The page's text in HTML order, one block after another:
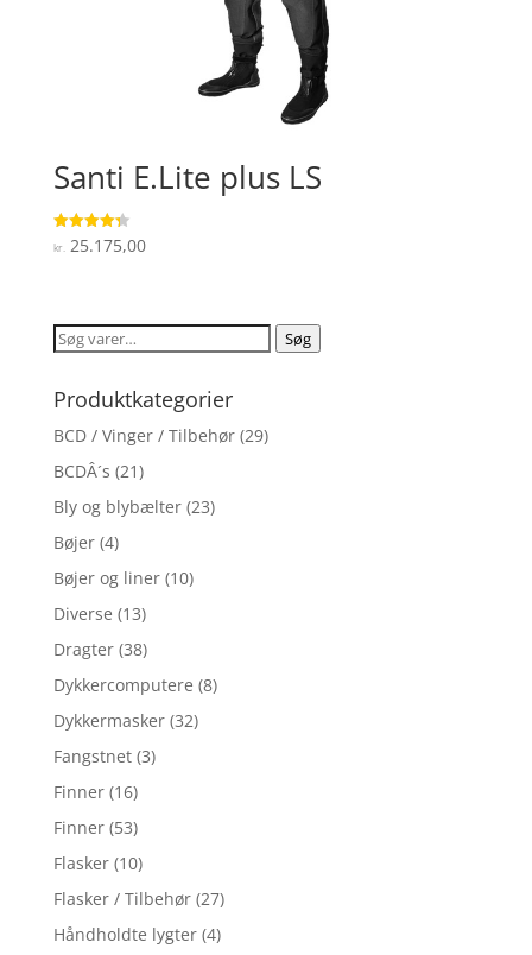
Santi E.Lite plus LS
Vurderet
4.3
kr.25.175,00
Søg
Søg
Produktkategorier
BCD / Vinger / Tilbehør (29)
BCDÂ´s (21)
Bly og blybælter (23)
Bøjer (4)
Bøjer og liner (10)
Diverse (13)
Dragter (38)
Dykkercomputere (8)
Dykkermasker (32)
Fangstnet (3)
Finner (16)
Finner (53)
Flasker (10)
Flasker / Tilbehør (27)
Håndholdte lygter (4)